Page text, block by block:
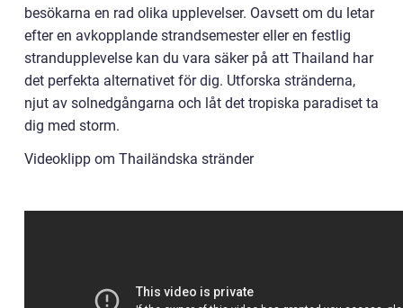
besökarna en rad olika upplevelser. Oavsett om du letar
efter en avkopplande strandsemester eller en festlig
strandupplevelse kan du vara säker på att Thailand har
det perfekta alternativet för dig. Utforska stränderna,
njut av solnedgångarna och låt det tropiska paradiset ta
dig med storm.
Videoklipp om Thailändska stränder